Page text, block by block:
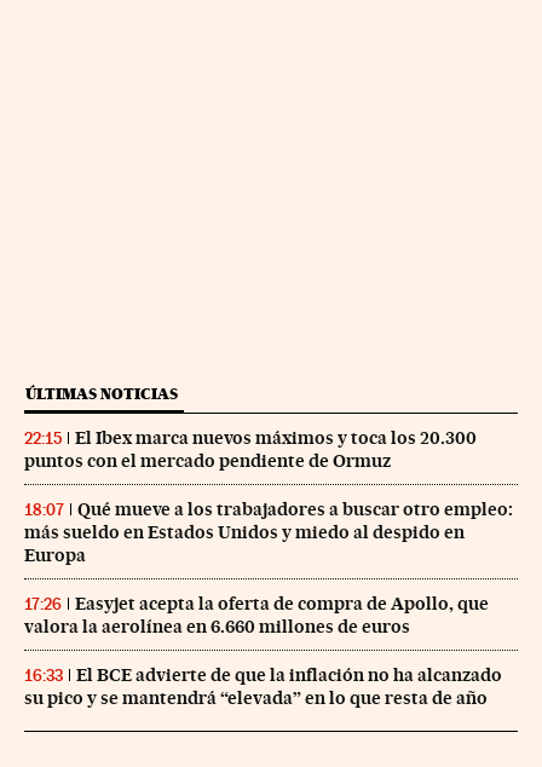
ÚLTIMAS NOTICIAS
22:15
El Ibex marca nuevos máximos y toca los 20.300
puntos con el mercado pendiente de Ormuz
18:07
Qué mueve a los trabajadores a buscar otro empleo:
más sueldo en Estados Unidos y miedo al despido en
Europa
17:26
Easyjet acepta la oferta de compra de Apollo, que
valora la aerolínea en 6.660 millones de euros
16:33
El BCE advierte de que la inflación no ha alcanzado
su pico y se mantendrá “elevada” en lo que resta de año